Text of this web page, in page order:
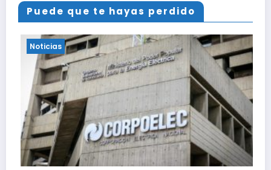
Puede que te hayas perdido
Noticias